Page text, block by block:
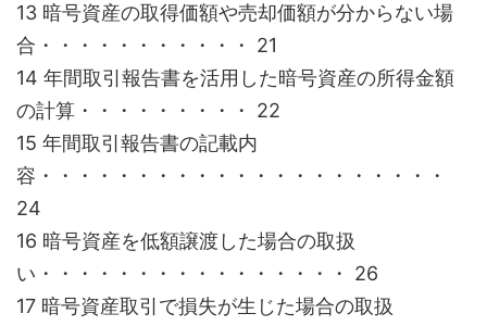
13 暗号資産の取得価額や売却価額が分からない場
合・・・・・・・・・・・ 21
14 年間取引報告書を活用した暗号資産の所得金額
の計算・・・・・・・・・ 22
15 年間取引報告書の記載内
容・・・・・・・・・・・・・・・・・・・・・
24
16 暗号資産を低額譲渡した場合の取扱
い・・・・・・・・・・・・・・・・ 26
17 暗号資産取引で損失が生じた場合の取扱